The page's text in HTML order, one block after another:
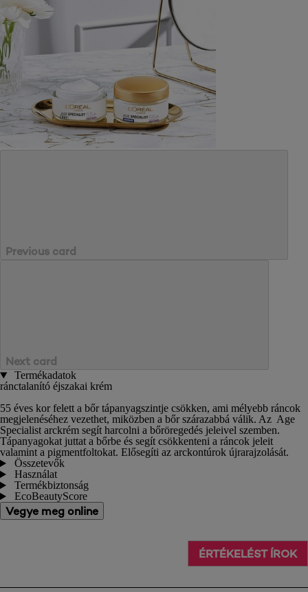
Previous card
Next card
Termékadatok
ránctalanító éjszakai krém
55 éves kor felett a bőr tápanyagszintje csökken, ami mélyebb ráncok
megjelenéséhez vezethet, miközben a bőr szárazabbá válik. Az Age
Specialist arckrém segít harcolni a bőröregedés jeleivel szemben.
Tápanyagokat juttat a bőrbe és segít csökkenteni a ráncok jeleit
valamint a pigmentfoltokat. Elősegíti az arckontúrok újrarajzolását.
Összetevők
Használat
Termékbiztonság
EcoBeautyScore
Vegye meg online
ÉRTÉKELÉST ÍROK